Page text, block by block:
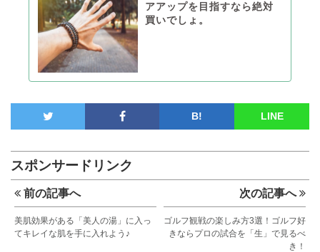
アアップを目指すなら絶対
買いでしょ。
B! LINE
スポンサードリンク
前の記事へ
美肌効果がある「美人の湯」に入っ
てキレイな肌を手に入れよう♪
次の記事へ
ゴルフ観戦の楽しみ方3選！ゴルフ好
きならプロの試合を「生」で見るべ
き！